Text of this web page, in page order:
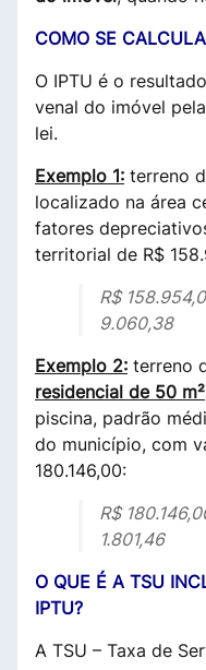
COMO SE
O IPTU é o
venal do imóvel
lei.
Exemplo 1: terreno
localizado na área
fatores
territorial de R$
R$
9.060,38
Exemplo 2: terreno
residencial de 50 m²
piscina, padrão
do município, com
180.146,00:
R$
1.801,46
O QUE É A TSU
IPTU?
A TSU – Taxa de